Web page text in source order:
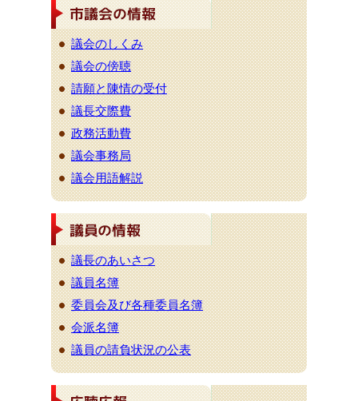
議会のしくみ
議会の傍聴
請願と陳情の受付
議長交際費
政務活動費
議会事務局
議会用語解説
議長のあいさつ
議員名簿
委員会及び各種委員名簿
会派名簿
議員の請負状況の公表